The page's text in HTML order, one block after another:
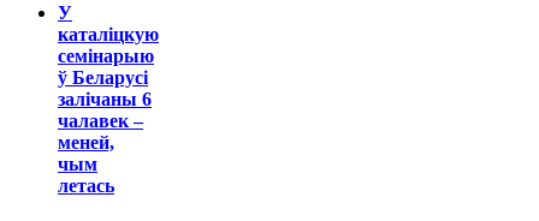
У
каталіцкую
семінарыю
ў Беларусі
залічаны 6
чалавек –
меней,
чым
летась